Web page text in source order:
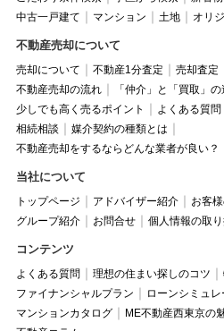
中古一戸建て
マンション 土地 オリ
不動産売却について
売却について 不動産1分査定 売却査定
不動産売却の流れ
「仲介」と「買取」
少しでも高く売るポイント
よくある質問
相続相談
媒介契約の種類とは
不動産売却をするならどんな業者が良い？
当社について
トップページ アドバイザー紹介 お客
グループ紹介
お問合せ 個人情報の取
コンテンツ
よくある質問 理想の住まい探しのコツ
ファイナンシャルプラン
ローンシミュ
マンションカタログ
ME不動産西東京の